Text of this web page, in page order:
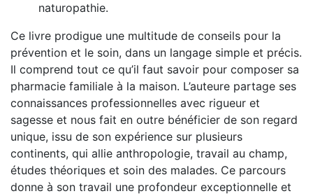
naturopathie.
Ce livre prodigue une multitude de conseils pour la
prévention et le soin, dans un langage simple et précis.
Il comprend tout ce qu’il faut savoir pour composer sa
pharmacie familiale à la maison. L’auteure partage ses
connaissances professionnelles avec rigueur et
sagesse et nous fait en outre bénéficier de son regard
unique, issu de son expérience sur plusieurs
continents, qui allie anthropologie, travail au champ,
études théoriques et soin des malades. Ce parcours
donne à son travail une profondeur exceptionnelle et